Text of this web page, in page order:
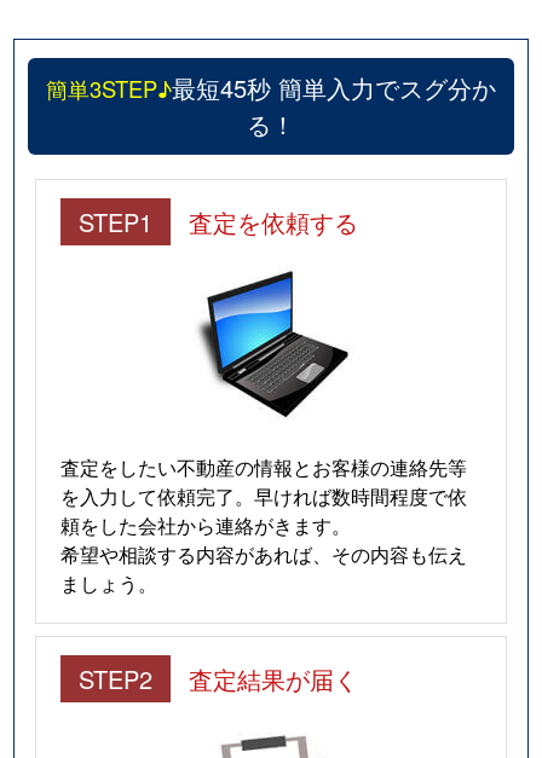
簡単3STEP♪最短45秒 簡単入力でスグ分か
る！
STEP1 査定を依頼する
査定をしたい不動産の情報とお客様の連絡先等
を入力して依頼完了。早ければ数時間程度で依
頼をした会社から連絡がきます。
希望や相談する内容があれば、その内容も伝え
ましょう。
STEP2 査定結果が届く